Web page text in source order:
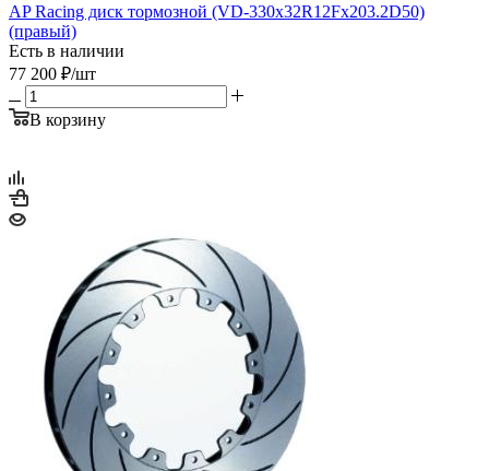
AP Racing диск тормозной (VD-330x32R12Fx203.2D50)
(правый)
Есть в наличии
77 200 ₽/шт
В корзину